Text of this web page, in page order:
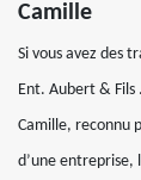
Camille
Si vous avez des
Ent. Aubert & Fils
Camille, reconnu
d’une entreprise,